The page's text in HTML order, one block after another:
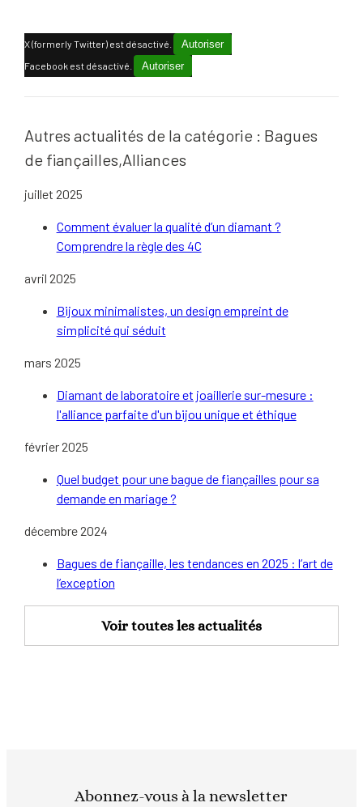
X (formerly Twitter) est désactivé. Autoriser
Facebook est désactivé. Autoriser
Autres actualités de la catégorie : Bagues
de fiançailles,Alliances
juillet 2025
Comment évaluer la qualité d’un diamant ?
Comprendre la règle des 4C
avril 2025
Bijoux minimalistes, un design empreint de
simplicité qui séduit
mars 2025
Diamant de laboratoire et joaillerie sur-mesure :
l'alliance parfaite d'un bijou unique et éthique
février 2025
Quel budget pour une bague de fiançailles pour sa
demande en mariage ?
décembre 2024
Bagues de fiançaille, les tendances en 2025 : l’art de
l’exception
Voir toutes les actualités
Abonnez-vous à la newsletter